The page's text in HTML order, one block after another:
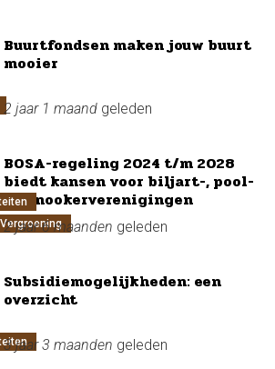
Buurtfondsen maken jouw buurt
mooier
2 jaar 1 maand geleden
BOSA-regeling 2024 t/m 2028
biedt kansen voor biljart-, pool-
en snookerverenigingen
2 jaar 6 maanden geleden
Subsidiemogelijkheden: een
overzicht
3 jaar 3 maanden geleden